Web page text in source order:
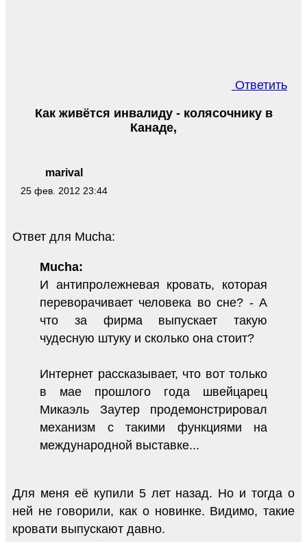
Ответить
marival
25 фев. 2012 23:44
Как живётся инвалиду - колясочнику в
Канаде,
Ответ для Mucha:
Mucha:
И антипролежневая кровать, которая
переворачивает человека во сне? - А
что за фирма выпускает такую
чудесную штуку и сколько она стоит?
Интернет рассказывает, что вот только
в мае прошлого года швейцарец
Микаэль Заутер продемонстрировал
механизм с такими функциями на
международной выставке...
Для меня её купили 5 лет назад. Но и тогда о
ней не говорили, как о новинке. Видимо, такие
кровати выпускают давно.